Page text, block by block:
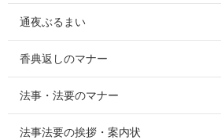
通夜ぶるまい
香典返しのマナー
法事・法要のマナー
法事法要の挨拶・案内状